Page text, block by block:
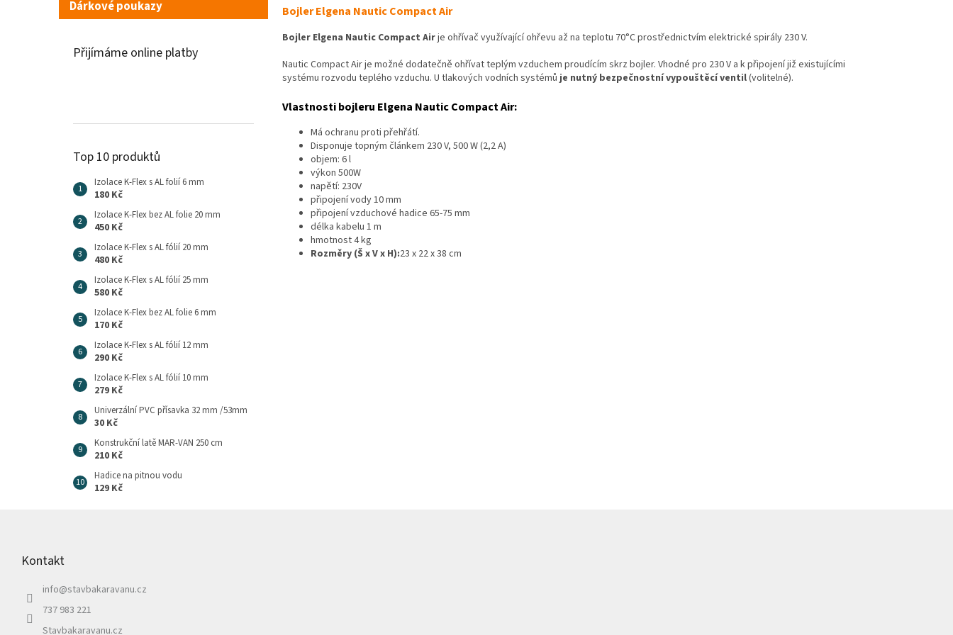
Dárkové poukazy
Přijímáme online platby
Top 10 produktů
Izolace K-Flex s AL folií 6 mm
180 Kč
Izolace K-Flex bez AL folie 20 mm
450 Kč
Izolace K-Flex s AL fólií 20 mm
480 Kč
Izolace K-Flex s AL fólií 25 mm
580 Kč
Izolace K-Flex bez AL folie 6 mm
170 Kč
Izolace K-Flex s AL fólií 12 mm
290 Kč
Izolace K-Flex s AL fólií 10 mm
279 Kč
Univerzální PVC přísavka 32 mm /53mm
30 Kč
Konstrukční latě MAR-VAN 250 cm
210 Kč
Hadice na pitnou vodu
129 Kč
Bojler Elgena Nautic Compact Air
Bojler Elgena Nautic Compact Airje ohřívač využívající ohřevu až na teplotu 70°C prostřednictvím elektrické spirály 230 V.
Nautic Compact Air je možné dodatečně ohřívat teplým vzduchem proudícím skrz bojler. Vhodné pro 230 V a k připojení již existujícími
systému rozvodu teplého vzduchu. U tlakových vodních systémů je nutný bezpečnostní vypouštěcí ventil(volitelné).
Vlastnosti bojleru Elgena Nautic Compact Air:
Má ochranu proti přehřátí.
Disponuje topným článkem 230 V, 500 W (2,2 A)
objem: 6 l
výkon 500W
napětí: 230V
připojení vody 10 mm
připojení vzduchové hadice 65-75 mm
délka kabelu 1 m
hmotnost 4 kg
Rozměry (Š x V x H):23 x 22 x 38 cm
Kontakt
info@stavbakaravanu.cz
737 983 221
Stavbakaravanu.cz